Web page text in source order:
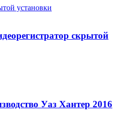
скрытой
Уаз Хантер 2016